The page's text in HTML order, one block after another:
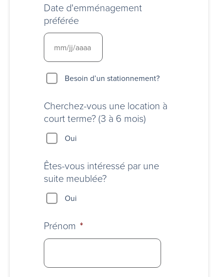
Date d'emménagement
préférée
Besoin
stationnement?
Besoin d’un stationnement?
Cherchez-vous une location à
court terme? (3 à 6 mois)
Oui
Êtes-vous intéressé par une
suite meublée?
Oui
Prénom *